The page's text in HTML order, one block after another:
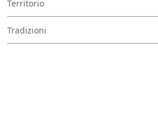
Territorio
Tradizioni